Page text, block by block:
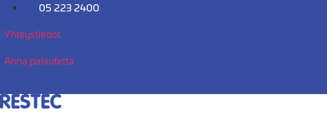
Mene
05 223 2400
Yhteystiedot
Anna palautetta